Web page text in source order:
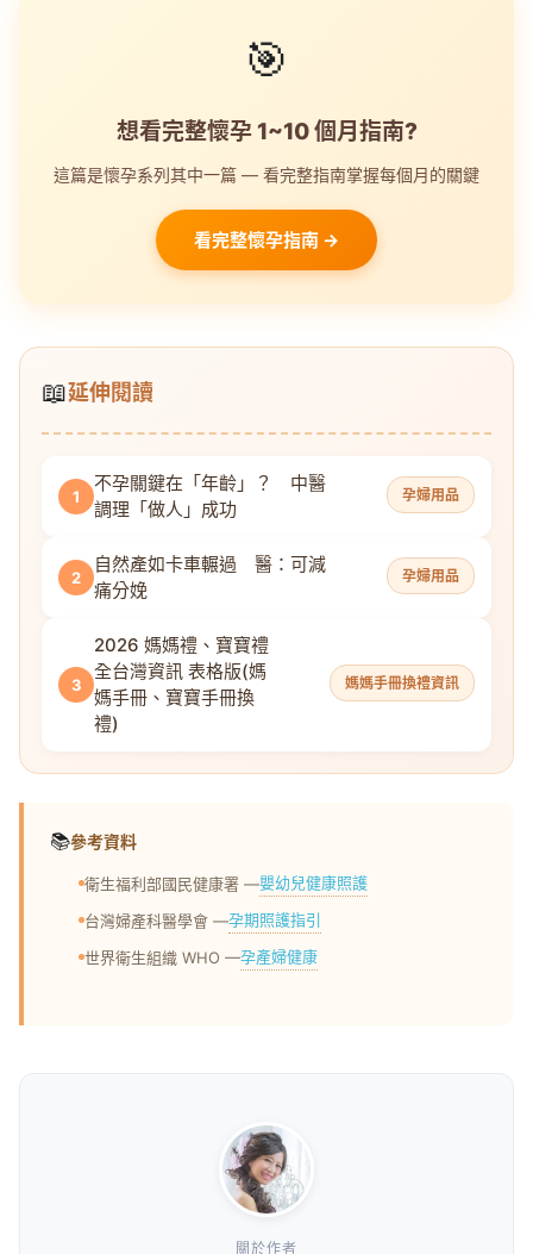
🎯
想看完整懷孕 1~10 個月指南?
這篇是懷孕系列其中一篇 — 看完整指南掌握每個月的關鍵
看完整懷孕指南 →
📖延伸閱讀
1
不孕關鍵在「年齡」？ 中醫
調理「做人」成功
孕婦用品
2
自然產如卡車輾過 醫：可減
痛分娩
孕婦用品
3
2026 媽媽禮、寶寶禮
全台灣資訊 表格版(媽
媽手冊、寶寶手冊換
禮)
媽媽手冊換禮資訊
📚參考資料
衛生福利部國民健康署 —嬰幼兒健康照護
台灣婦產科醫學會 —孕期照護指引
世界衛生組織 WHO —孕產婦健康
關於作者